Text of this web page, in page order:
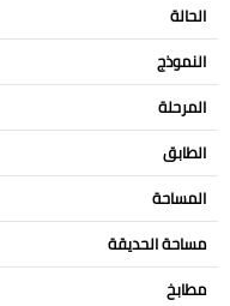
الحالة
النموذج
المرحلة
الطابق
المساحة
مساحة الحديقة
مطابخ